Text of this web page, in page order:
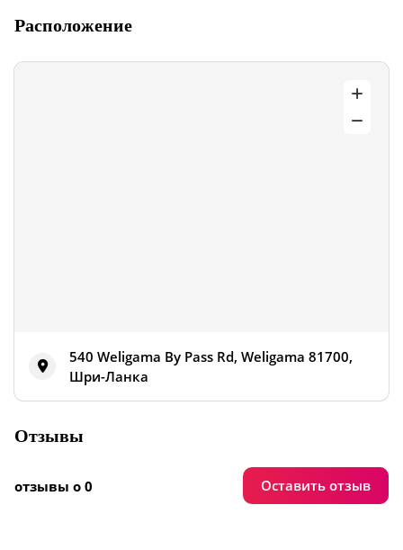
Расположение
540 Weligama By Pass Rd, Weligama 81700,
Шри-Ланка
Отзывы
отзывы о 0 Оставить отзыв